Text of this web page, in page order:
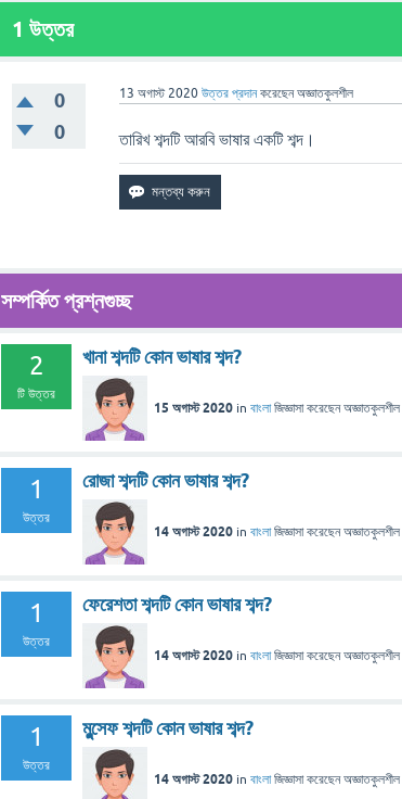
1 উত্তর
0
0
13 অগাস্ট 2020 উত্তর প্রদান করেছেনঅজ্ঞাতকুলশীল
তারিখ শব্দটি আরবি ভাষার একটি শব্দ।
সম্পর্কিত প্রশ্নগুচ্ছ
2
টি উত্তর
খানা শব্দটি কোন ভাষার শব্দ?
15 অগাস্ট 2020 in বাংলা জিজ্ঞাসা করেছেনঅজ্ঞাতকুলশীল
1
উত্তর
রোজা শব্দটি কোন ভাষার শব্দ?
14 অগাস্ট 2020 in বাংলা জিজ্ঞাসা করেছেনঅজ্ঞাতকুলশীল
1
উত্তর
ফেরেশতা শব্দটি কোন ভাষার শব্দ?
14 অগাস্ট 2020 in বাংলা জিজ্ঞাসা করেছেনঅজ্ঞাতকুলশীল
1
উত্তর
মুন্সেফ শব্দটি কোন ভাষার শব্দ?
14 অগাস্ট 2020 in বাংলা জিজ্ঞাসা করেছেনঅজ্ঞাতকুলশীল